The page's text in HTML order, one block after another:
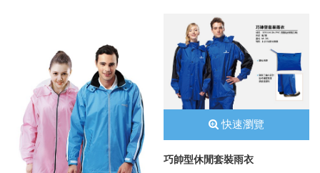
快速瀏覽
巧帥型休閒套裝雨衣